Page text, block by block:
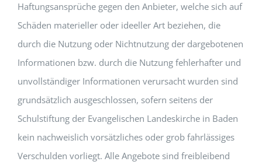
Haftungsansprüche gegen den Anbieter, welche sich auf
Schäden materieller oder ideeller Art beziehen, die
durch die Nutzung oder Nichtnutzung der dargebotenen
Informationen bzw. durch die Nutzung fehlerhafter und
unvollständiger Informationen verursacht wurden sind
grundsätzlich ausgeschlossen, sofern seitens der
Schulstiftung der Evangelischen Landeskirche in Baden
kein nachweislich vorsätzliches oder grob fahrlässiges
Verschulden vorliegt. Alle Angebote sind freibleibend